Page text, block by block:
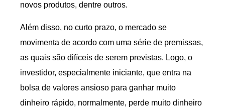
novos produtos, dentre outros.
Além disso, no curto prazo, o mercado se
movimenta de acordo com uma série de premissas,
as quais são difíceis de serem previstas. Logo, o
investidor, especialmente iniciante, que entra na
bolsa de valores ansioso para ganhar muito
dinheiro rápido, normalmente, perde muito dinheiro